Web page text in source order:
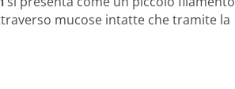
mucose intatte che tramite la